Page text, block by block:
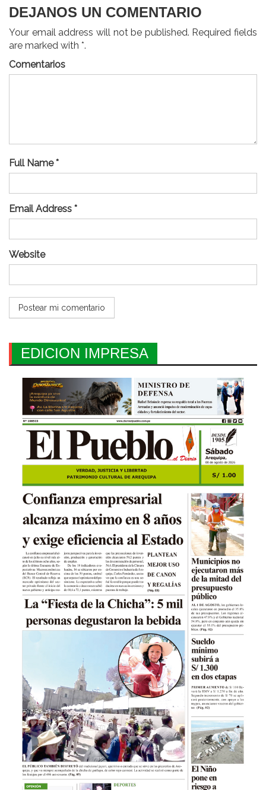
DEJANOS UN COMENTARIO
Your email address will not be published. Required fields
are marked with *.
Comentarios
Full Name *
Email Address *
Website
EDICION IMPRESA